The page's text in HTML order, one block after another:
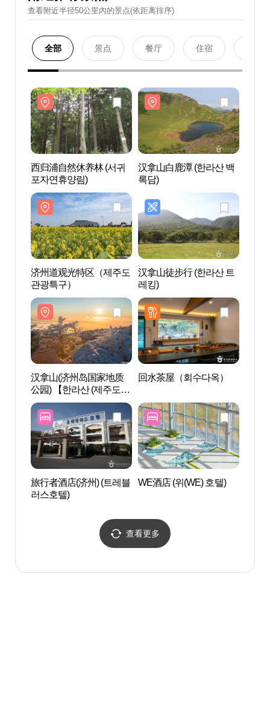
查看附近半径50公里內的景点(依距离排序)
全部 景点 餐厅 住宿
西归浦自然休养林 (서귀
포자연휴양림)
汉拿山白鹿潭 (한라산 백
록담)
济州道观光特区（제주도
관광특구）
汉拿山徒步行 (한라산 트
레킹)
汉拿山(济州岛国家地质
公园) 【한라산 (제주도 국
가지질공원)】
回水茶屋（회수다옥）
旅行者酒店(济州) (트레블
러스호텔)
WE酒店 (위(WE) 호텔)
查看更多